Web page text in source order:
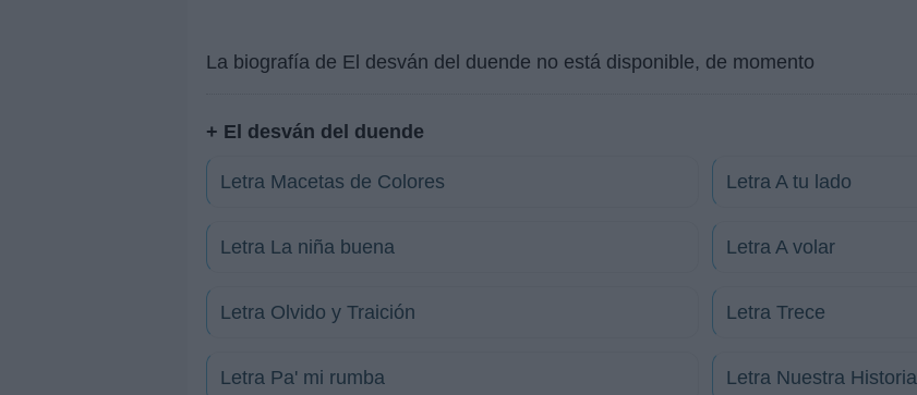
La biografía de El desván del duende no está disponible, de momento
+ El desván del duende
Letra Macetas de Colores Letra A tu lado
Letra La niña buena Letra A volar
Letra Olvido y Traición Letra Trece
Letra Pa' mi rumba Letra Nuestra Historia